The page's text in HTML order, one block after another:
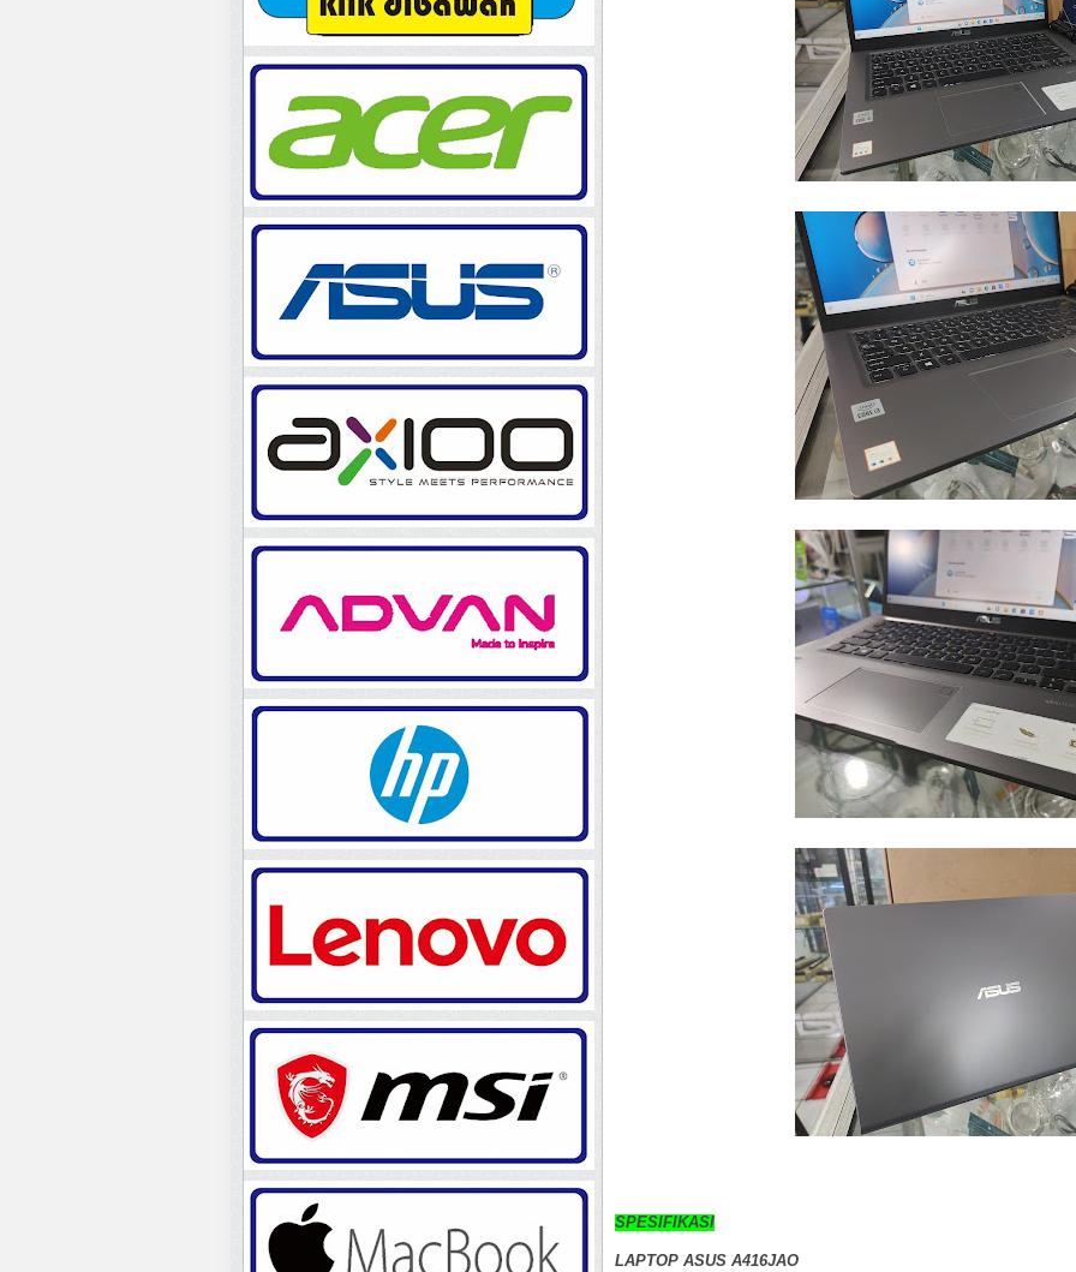
SPESIFIKASI
LAPTOP ASUS A416JAO